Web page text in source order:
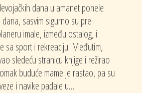
dana u amanet ponele
sasvim sigurno su pre
imale, između ostalog, i
sa sport i rekreaciju. Međutim,
sledeću stranicu knjige i režirao
buduće mame je rastao, pa su
i navike padale u…